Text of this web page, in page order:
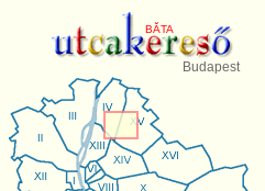
BĂTA
Budapest